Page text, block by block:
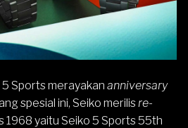
5 Sports merayakan anniversary
spesial ini, Seiko merilisre-
1968 yaitu Seiko 5 Sports 55th